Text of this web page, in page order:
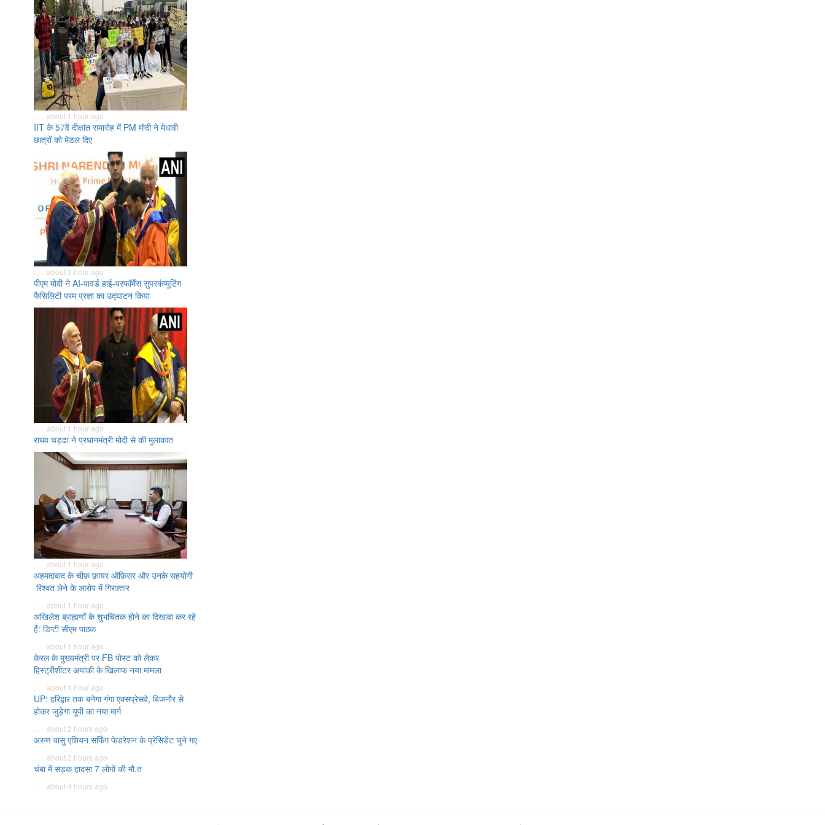
. . . about 1 hour ago
IIT के 57वें दीक्षांत समारोह में PM मोदी ने मेधावी
छात्रों को मेडल दिए
. . . about 1 hour ago
पीएम मोदी ने AI-पावर्ड हाई-परफॉर्मेंस सुपरकंप्यूटिंग
फैसिलिटी परम प्रज्ञा का उद्घाटन किया
. . . about 1 hour ago
राघव चड्ढा ने प्रधानमंत्री मोदी से की मुलाकात
. . . about 1 hour ago
अहमदाबाद के चीफ़ फ़ायर ऑफ़िसर और उनके सहयोगी
रिश्वत लेने के आरोप में गिरफ़्तार
. . . about 1 hour ago
अखिलेश ब्राह्मणों के शुभचिंतक होने का दिखावा कर रहे
हैं: डिप्टी सीएम पाठक
. . . about 1 hour ago
केरल के मुख्यमंत्री पर FB पोस्ट को लेकर
हिस्ट्रीशीटर अयांकी के खिलाफ नया मामला
. . . about 1 hour ago
UP: हरिद्वार तक बनेगा गंगा एक्सप्रेसवे, बिजनौर से
होकर जुड़ेगा यूपी का नया मार्ग
. . . about 2 hours ago
अरुण वासु एशियन सर्फिंग फेडरेशन के प्रेसिडेंट चुने गए
. . . about 2 hours ago
चंबा में सड़क हादसा 7 लोगों की मौ.त
. . . about 4 hours ago